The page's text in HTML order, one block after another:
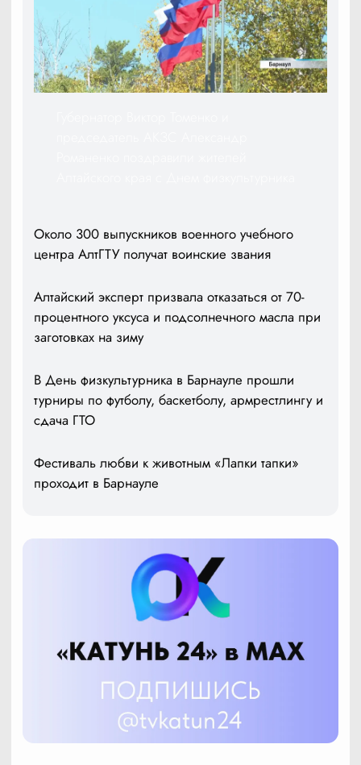
Около 300 выпускников военного учебного
центра АлтГТУ получат воинские звания
Алтайский эксперт призвала отказаться от 70-
процентного уксуса и подсолнечного масла при
заготовках на зиму
В День физкультурника в Барнауле прошли
турниры по футболу, баскетболу, армрестлингу и
сдача ГТО
Фестиваль любви к животным «Лапки тапки»
проходит в Барнауле